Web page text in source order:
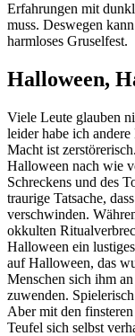
Erfahrungen mit
muss. Deswegen
harmloses Gruselfest.
Halloween,
Viele Leute glauben
leider habe ich
Macht ist
Halloween nach wie
Schreckens und des
traurige Tatsache,
verschwinden.
okkulten
Halloween ein
auf Halloween, das
Menschen sich ihm
zuwenden.
Aber mit den
Teufel sich selbst